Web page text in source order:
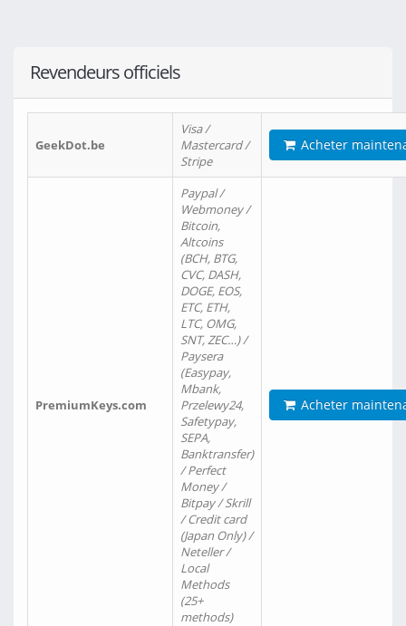
Revendeurs officiels
GeekDot.be
Visa /
Mastercard /
Stripe
Acheter
PremiumKeys.com
Paypal /
Webmoney /
Bitcoin,
Altcoins
(BCH, BTG,
CVC, DASH,
DOGE, EOS,
ETC, ETH,
LTC, OMG,
SNT, ZEC…) /
Paysera
(Easypay,
Mbank,
Przelewy24,
Safetypay,
SEPA,
Banktransfer)
/ Perfect
Money /
Bitpay / Skrill
/ Credit card
(Japan Only) /
Neteller /
Local
Methods
(25+
methods)
Acheter